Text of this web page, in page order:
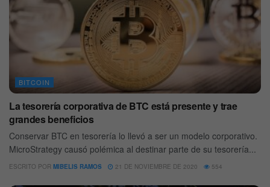
BITCOIN
La tesorería corporativa de BTC está presente y trae
grandes beneficios
Conservar BTC en tesorería lo llevó a ser un modelo corporativo.
MicroStrategy causó polémica al destinar parte de su tesorería...
ESCRITO POR MIBELIS RAMOS 21 DE NOVIEMBRE DE 2020 554